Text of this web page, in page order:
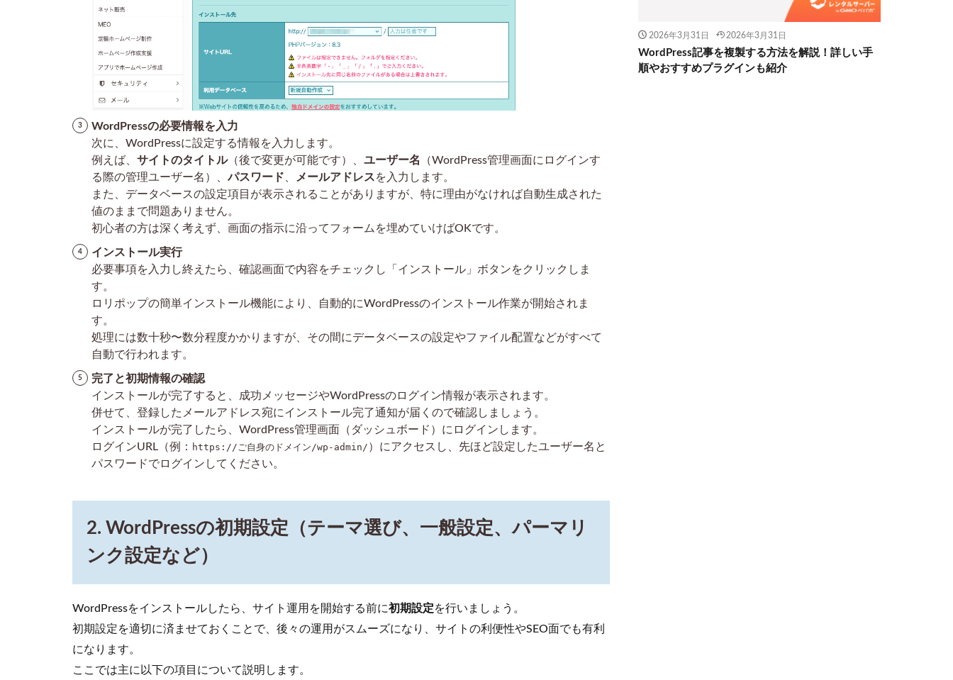
記事
投稿
の仕
ロッ
クエ
ディ
本、
メデ
ィア
加方
法な
ど）
ック
エデ
ィタ
の基
本
3.2
画像
やメ
方法
投稿
4
4.
プラ
ンの
WordPressの必要情報を入力
次に、WordPressに設定する情報を入力します。
例えば、 サイトのタイトル（後で変更が可能です）、 ユーザー名
（WordPress管理画面にログインす
る際の管理ユーザー名）、パスワード、 メールアドレスを入力します。
また、データベースの設定項目が表示されることがありますが、特に理由がなければ自動生成された
値のままで問題ありません。
初心者の方は深く考えず、画面の指示に沿ってフォームを埋めていけばOKです。
インストール実行
必要事項を入力し終えたら、確認画面で内容をチェックし「インストール」ボタンをクリックしま
す。
ロリポップの簡単インストール機能により、自動的にWordPressのインストール作業が開始されま
す。
処理には数十秒〜数分程度かかりますが、その間にデータベースの設定やファイル配置などがすべて
自動で行われます。
完了と初期情報の確認
インストールが完了すると、成功メッセージやWordPressのログイン情報が表示されます。
併せて、登録したメールアドレス宛にインストール完了通知が届くので確認しましょう。
インストールが完了したら、WordPress管理画面（ダッシュボード）にログインします。
ログインURL（例： https://ご自身のドメイン/wp-admin/ ）にアクセスし、先ほど設定したユーザー名と
パスワードでログインしてください。
2. WordPressの初期設定（テーマ選び、一般設定、パーマリ
ンク設定など）
WordPressをインストールしたら、サイト運用を開始する前に初期設定を行いましょう。
初期設定を適切に済ませておくことで、後々の運用がスムーズになり、サイトの利便性やSEO面でも有利
になります。
ここでは主に以下の項目について説明します。
2026年3月31日 2026年3月31日
WordPress記事を複製する方法を解説！詳しい手
順やおすすめプラグインも紹介